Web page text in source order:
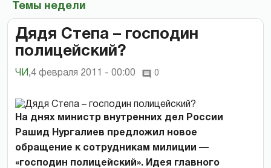
Темы недели
Дядя Степа – господин
полицейский?
ЧИ ,4 февраля 2011 - 00:00 0
На днях министр внутренних дел России
Рашид Нургалиев предложил новое
обращение к сотрудникам милиции —
«господин полицейский». Идея главного